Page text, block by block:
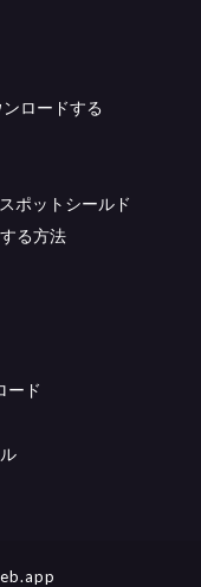
ロードする
ポットシールド
る方法
ード